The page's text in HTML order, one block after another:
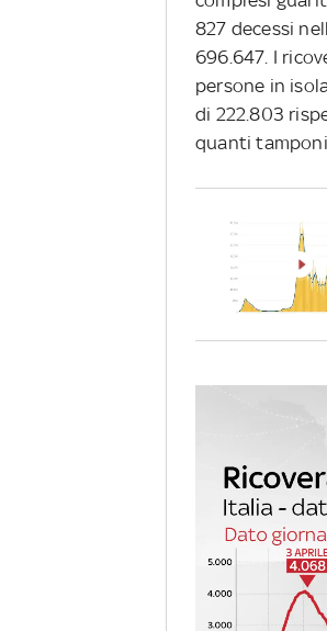
827 decessi
696.647. I
persone in
di 222.803
quanti